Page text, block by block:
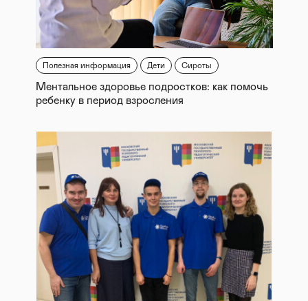
Полезная информация Дети Сироты
Ментальное здоровье подростков: как помочь
ребенку в период взросления